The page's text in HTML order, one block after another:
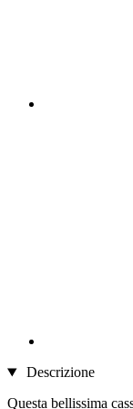
Descrizione
Questa bellissima